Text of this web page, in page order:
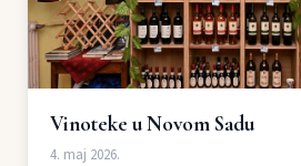
Vinoteke u Novom Sadu
4. maj 2026.